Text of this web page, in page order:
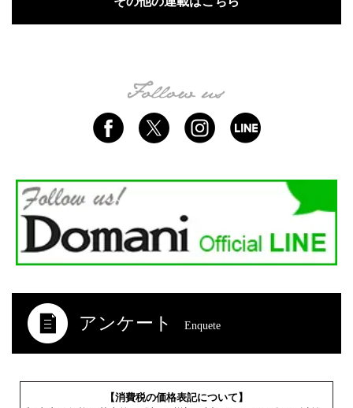
アンケート Enquete
【消費税の価格表記について】